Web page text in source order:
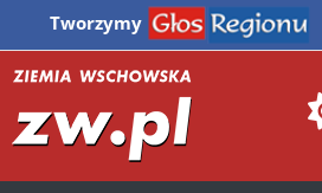
Tworzymy